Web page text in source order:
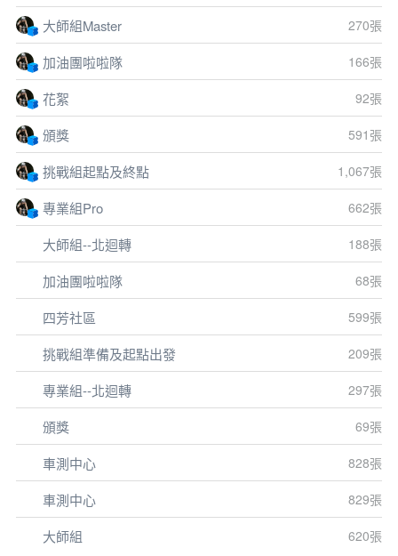
大師組Master 270張
加油團啦啦隊 166張
花絮 92張
頒獎 591張
挑戰組起點及終點 1,067張
專業組Pro 662張
大師組--北迴轉 188張
加油團啦啦隊 68張
四芳社區 599張
挑戰組準備及起點出發 209張
專業組--北迴轉 297張
頒獎 69張
車測中心 828張
車測中心 829張
大師組 620張